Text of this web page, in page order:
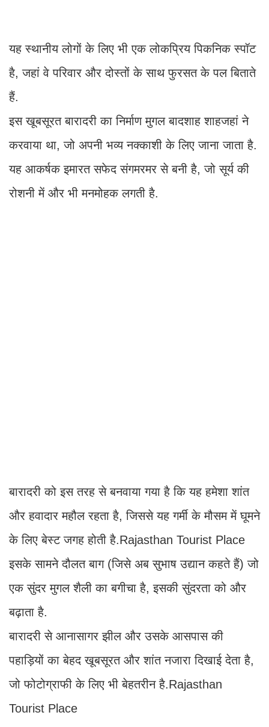
यह स्थानीय लोगों के लिए भी एक लोकप्रिय पिकनिक स्पॉट
है, जहां वे परिवार और दोस्तों के साथ फुरसत के पल बिताते
हैं.
इस खूबसूरत बारादरी का निर्माण मुगल बादशाह शाहजहां ने
करवाया था, जो अपनी भव्य नक्काशी के लिए जाना जाता है.
यह आकर्षक इमारत सफेद संगमरमर से बनी है, जो सूर्य की
रोशनी में और भी मनमोहक लगती है.
बारादरी को इस तरह से बनवाया गया है कि यह हमेशा शांत
और हवादार महौल रहता है, जिससे यह गर्मी के मौसम में घूमने
के लिए बेस्ट जगह होती है.Rajasthan Tourist Place
इसके सामने दौलत बाग (जिसे अब सुभाष उद्यान कहते हैं) जो
एक सुंदर मुगल शैली का बगीचा है, इसकी सुंदरता को और
बढ़ाता है.
बारादरी से आनासागर झील और उसके आसपास की
पहाड़ियों का बेहद खूबसूरत और शांत नजारा दिखाई देता है,
जो फोटोग्राफी के लिए भी बेहतरीन है.Rajasthan
Tourist Place